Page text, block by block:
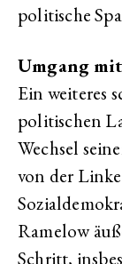
politische
Umgang
Ein weiteres
politischen
Wechsel
von der
Ramelow
Schritt,